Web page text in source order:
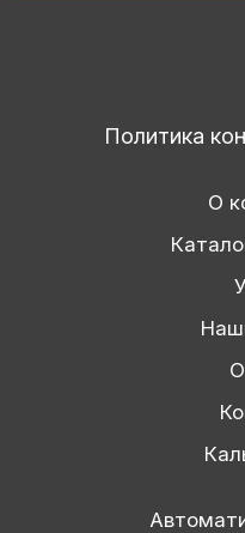
Политика
О